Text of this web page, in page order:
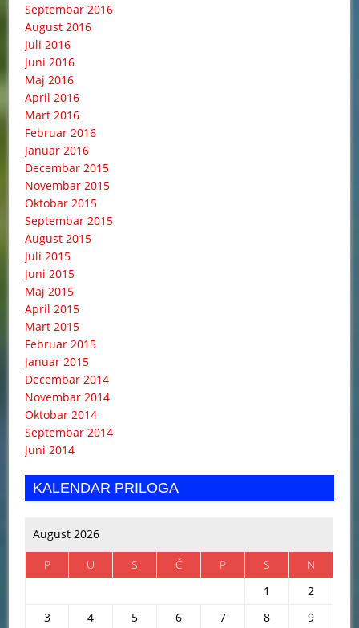
Septembar 2016
August 2016
Juli 2016
Juni 2016
Maj 2016
April 2016
Mart 2016
Februar 2016
Januar 2016
Decembar 2015
Novembar 2015
Oktobar 2015
Septembar 2015
August 2015
Juli 2015
Juni 2015
Maj 2015
April 2015
Mart 2015
Februar 2015
Januar 2015
Decembar 2014
Novembar 2014
Oktobar 2014
Septembar 2014
Juni 2014
KALENDAR PRILOGA
August 2026
P
U S Č P S
N
1
2
3
4 5 6 7 8
9